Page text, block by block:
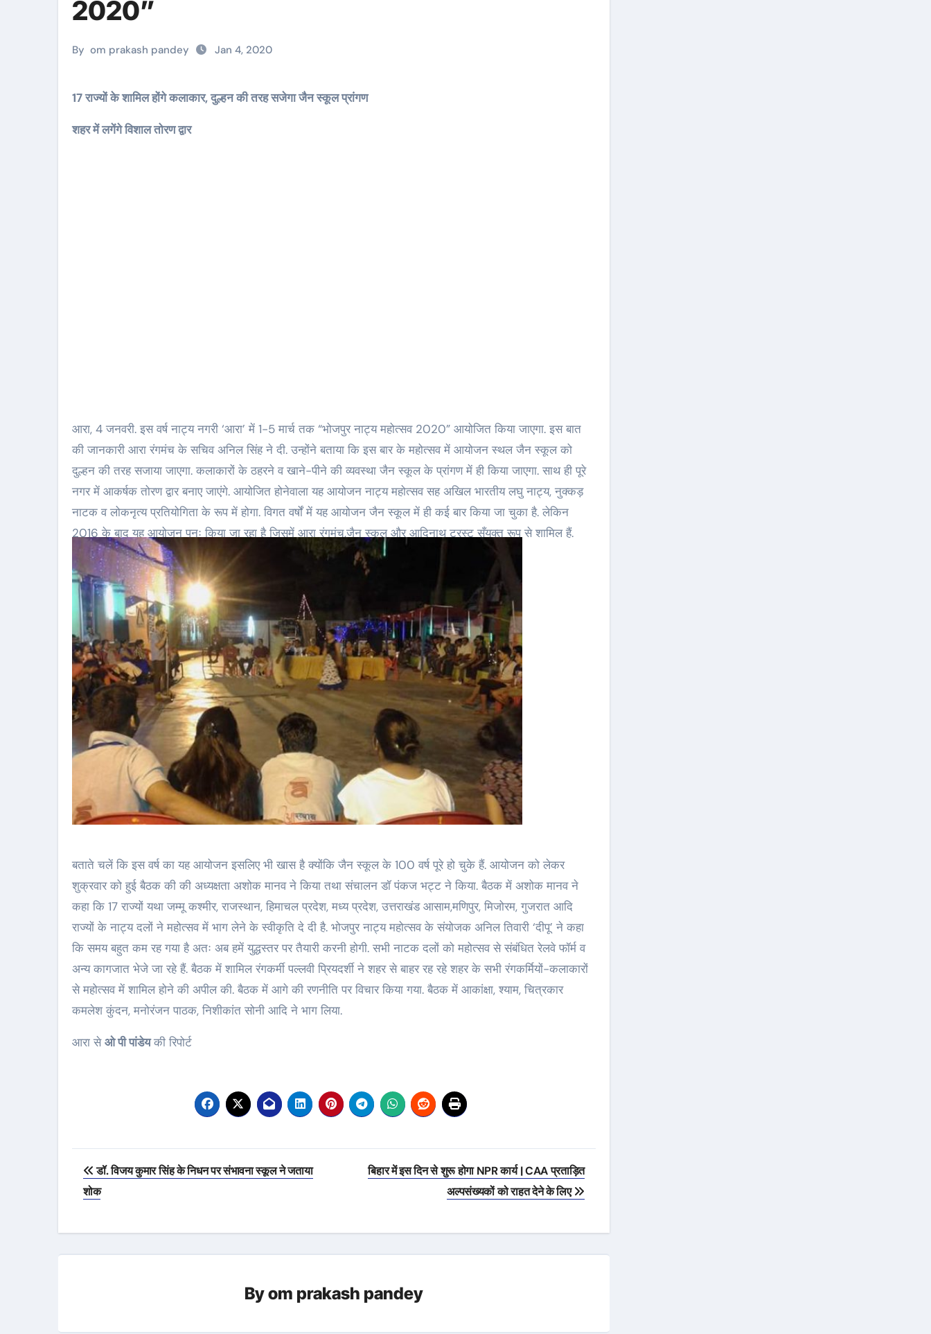
2020”
By om prakash pandey Jan 4, 2020
17 राज्यों के शामिल होंगे कलाकार, दुल्हन की तरह सजेगा जैन स्कूल प्रांगण
शहर में लगेंगे विशाल तोरण द्वार
आरा, 4 जनवरी. इस वर्ष नाट्य नगरी ‘आरा’ में 1-5 मार्च तक “भोजपुर नाट्य महोत्सव 2020” आयोजित किया जाएगा. इस बात
की जानकारी आरा रंगमंच के सचिव अनिल सिंह ने दी. उन्होंने बताया कि इस बार के महोत्सव में आयोजन स्थल जैन स्कूल को
दुल्हन की तरह सजाया जाएगा. कलाकारों के ठहरने व खाने-पीने की व्यवस्था जैन स्कूल के प्रांगण में ही किया जाएगा. साथ ही पूरे
नगर में आकर्षक तोरण द्वार बनाए जाएंगे. आयोजित होनेवाला यह आयोजन नाट्य महोत्सव सह अखिल भारतीय लघु नाट्य, नुक्कड़
नाटक व लोकनृत्य प्रतियोगिता के रूप में होगा. विगत वर्षों में यह आयोजन जैन स्कूल में ही कई बार किया जा चुका है. लेकिन
2016 के बाद यह आयोजन पुनः किया जा रहा है जिसमें आरा रंगमंच,जैन स्कूल और आदिनाथ ट्रस्ट सँयुक्त रूप से शामिल हैं.
बताते चलें कि इस वर्ष का यह आयोजन इसलिए भी खास है क्योंकि जैन स्कूल के 100 वर्ष पूरे हो चुके हैं. आयोजन को लेकर
शुक्रवार को हुई बैठक की की अध्यक्षता अशोक मानव ने किया तथा संचालन डॉ पंकज भट्ट ने किया. बैठक में अशोक मानव ने
कहा कि 17 राज्यों यथा जम्मू कश्मीर, राजस्थान, हिमाचल प्रदेश, मध्य प्रदेश, उत्तराखंड आसाम,मणिपुर, मिजोरम, गुजरात आदि
राज्यों के नाट्य दलों ने महोत्सव में भाग लेने के स्वीकृति दे दी है. भोजपुर नाट्य महोत्सव के संयोजक अनिल तिवारी ‘दीपू’ ने कहा
कि समय बहुत कम रह गया है अतः अब हमें युद्धस्तर पर तैयारी करनी होगी. सभी नाटक दलों को महोत्सव से संबंधित रेलवे फॉर्म व
अन्य कागजात भेजे जा रहे हैं. बैठक में शामिल रंगकर्मी पल्लवी प्रियदर्शी ने शहर से बाहर रह रहे शहर के सभी रंगकर्मियों-कलाकारों
से महोत्सव में शामिल होने की अपील की. बैठक में आगे की रणनीति पर विचार किया गया. बैठक में आकांक्षा, श्याम, चित्रकार
कमलेश कुंदन, मनोरंजन पाठक, निशीकांत सोनी आदि ने भाग लिया.
आरा सेओ पी पांडेयकी रिपोर्ट
Post
navigation
डॉ. विजय कुमार सिंह के निधन पर संभावना स्कूल ने जताया
शोक
बिहार में इस दिन से शुरू होगा NPR कार्य | CAA प्रताड़ित
अल्पसंख्यकों को राहत देने के लिए
Byom prakash pandey